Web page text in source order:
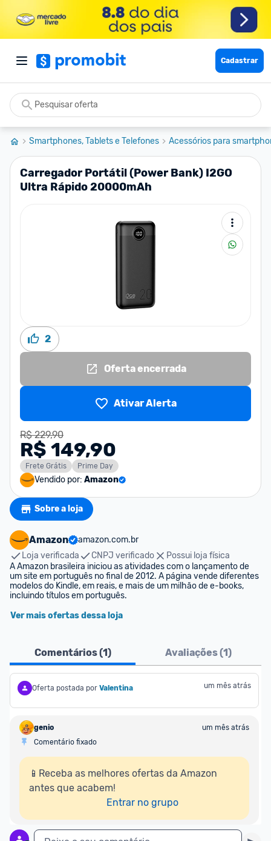
Cadastrar
Smartphones, Tablets e Telefones Acessórios para
Carregador Portátil (Power Bank) I2GO
Ultra Rápido 20000mAh
2
Oferta encerrada
Ativar Alerta
R$ 229,90
R$ 149,90
Frete Grátis Prime Day
Vendido por: Amazon
Sobre a loja
Amazon
amazon.com.br
Loja verificada
CNPJ verificado
Possui loja física
A Amazon brasileira iniciou as atividades com o lançamento de
um site em português no final de 2012. A página vende diferentes
modelos do Kindle, em reais, e mais de um milhão de e-books,
incluindo títulos em português.
Ver mais ofertas dessa loja
Comentários (1) Avaliações (1)
Oferta postada por Valentina um mês atrás
genio
um mês atrás
Comentário fixado
📱Receba as melhores ofertas da Amazon
antes que acabem!
Entrar no grupo